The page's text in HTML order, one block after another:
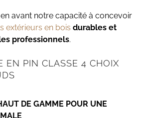
avant notre capacité à concevoir
extérieurs en bois durables et
professionnels.
EN PIN CLASSE 4 CHOIX
DE GAMME POUR UNE